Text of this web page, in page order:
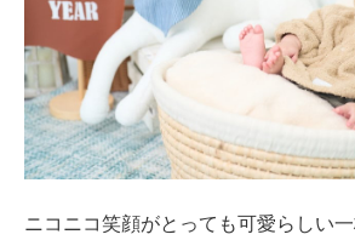
ニコニコ笑顔がとっても可愛らしい